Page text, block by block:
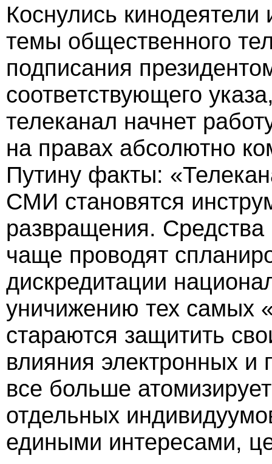
Коснулись
темы общественного
подписания
соответствующего
телеканал начнет
на правах абсолютно
Путину факты:
СМИ становятся
развращения.
чаще проводят
дискредитации
уничижению тех самых
стараются защитить
влияния электронных
все больше
отдельных
едиными интересами,